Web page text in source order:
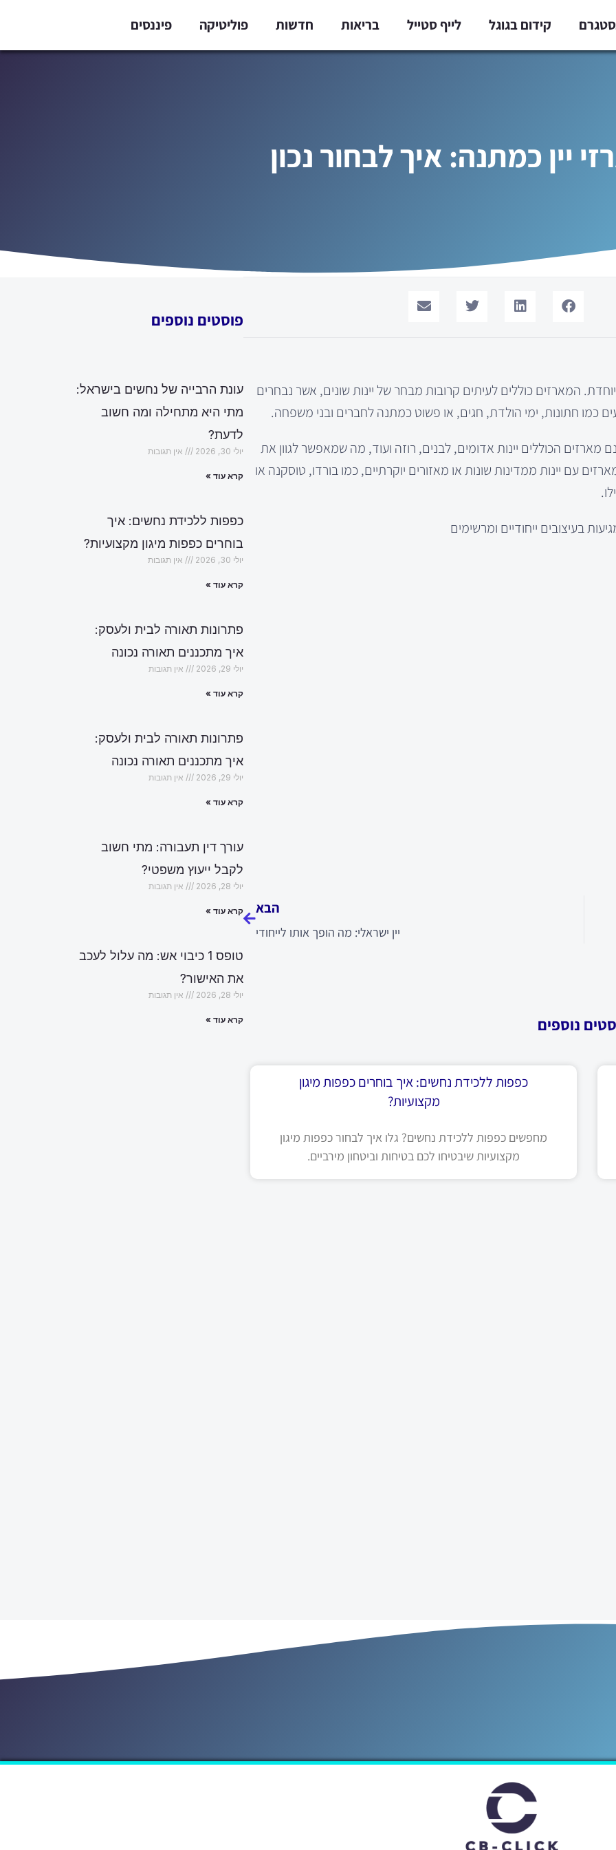
קידום בגוגל לייף סטייל בריאות חדשות פוליטיקה פיננסים
יין כמתנה: איך לבחור נכון
המארזים כוללים לעיתים קרובות מבחר של יינות שונים, אשר נבחרים
כמו חתונות, ימי הולדת, חגים, או פשוט כמתנה לחברים ובני משפחה.
מארזים הכוללים יינות אדומים, לבנים, רוזה ועוד, מה שמאפשר לגוון את
עם יינות ממדינות שונות או מאזורים יוקרתיים, כמו בורדו, טוסקנה או
בעיצובים ייחודיים ומרשימים
הבא
יין ישראלי: מה הופך אותו לייחודי
הבא
נוספים
כפפות ללכידת נחשים: איך בוחרים כפפות מיגון
מקצועיות?
מחפשים כפפות ללכידת נחשים? גלו איך לבחור כפפות מיגון
מקצועיות שיבטיחו לכם בטיחות וביטחון מירביים.
פוסטים נוספים
עונת הרבייה של נחשים בישראל:
מתי היא מתחילה ומה חשוב
לדעת?
יולי 30, 2026 אין תגובות
קרא עוד »
כפפות ללכידת נחשים: איך
בוחרים כפפות מיגון מקצועיות?
יולי 30, 2026 אין תגובות
קרא עוד »
פתרונות תאורה לבית ולעסק:
איך מתכננים תאורה נכונה
יולי 29, 2026 אין תגובות
קרא עוד »
פתרונות תאורה לבית ולעסק:
איך מתכננים תאורה נכונה
יולי 29, 2026 אין תגובות
קרא עוד »
עורך דין תעבורה: מתי חשוב
לקבל ייעוץ משפטי?
יולי 28, 2026 אין תגובות
קרא עוד »
טופס 1 כיבוי אש: מה עלול לעכב
את האישור?
יולי 28, 2026 אין תגובות
קרא עוד »